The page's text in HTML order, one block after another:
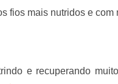
fios mais nutridos e com
e recuperando